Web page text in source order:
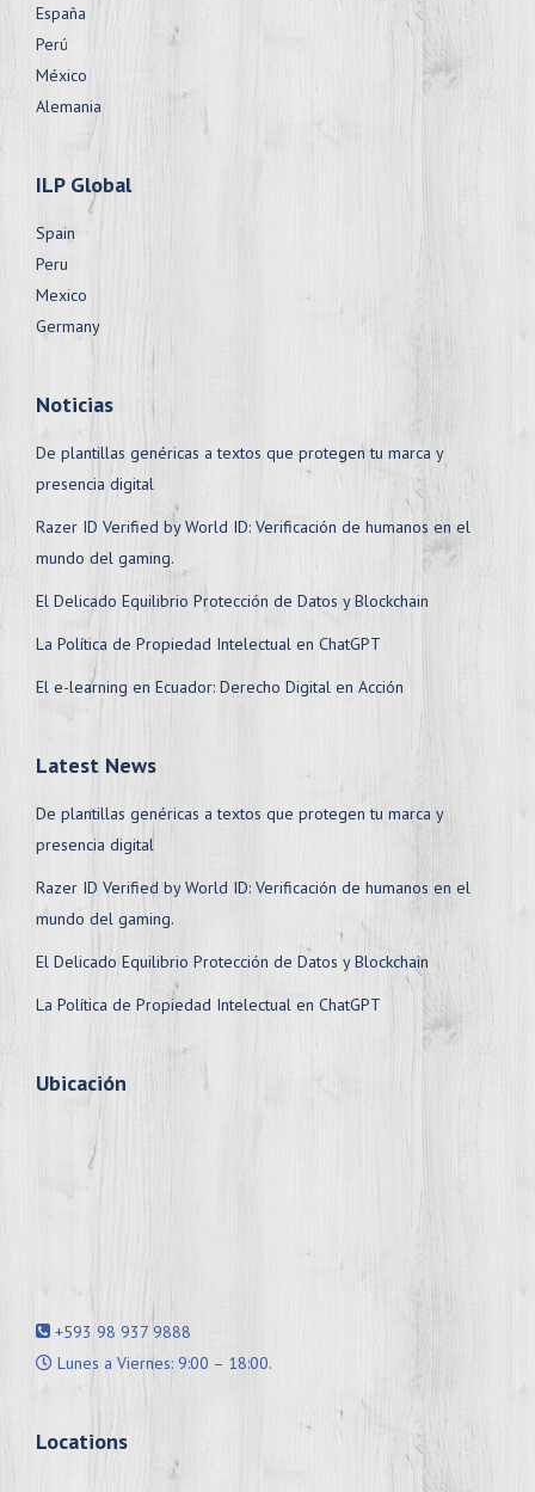
España
Perú
México
Alemania
ILP Global
Spain
Peru
Mexico
Germany
Noticias
De plantillas genéricas a textos que protegen tu marca y
presencia digital
Razer ID Verified by World ID: Verificación de humanos en el
mundo del gaming.
El Delicado Equilibrio Protección de Datos y Blockchain
La Política de Propiedad Intelectual en ChatGPT
El e-learning en Ecuador: Derecho Digital en Acción
Latest News
De plantillas genéricas a textos que protegen tu marca y
presencia digital
Razer ID Verified by World ID: Verificación de humanos en el
mundo del gaming.
El Delicado Equilibrio Protección de Datos y Blockchain
La Política de Propiedad Intelectual en ChatGPT
Ubicación
+593 98 937 9888
Lunes a Viernes: 9:00 – 18:00.
Locations